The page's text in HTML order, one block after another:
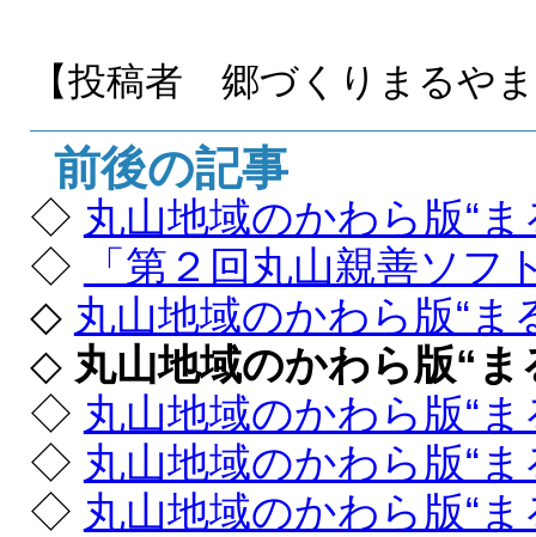
【投稿者 郷づくりまるや
前後の記事
◇ 丸山地域のかわら版“
◇
「第２回丸山親善ソ
◇ 丸山地域のかわら版“ま
◇ 丸山地域のかわら版“
◇ 丸山地域のかわら版“
◇ 丸山地域のかわら版“
◇ 丸山地域のかわら版“